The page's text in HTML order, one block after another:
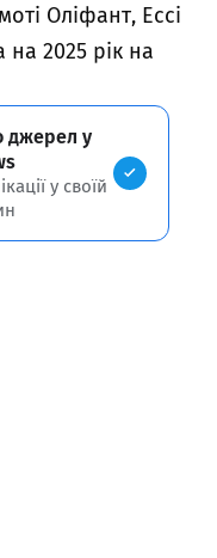
Оліфант, Ессі
на 2025 рік на
джерел у
у своїй